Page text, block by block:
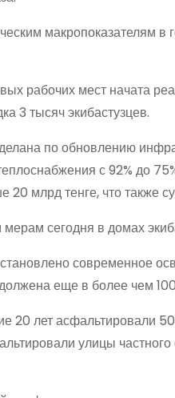
макропоказателям в
рабочих мест начата
3 тысяч экибастузцев.
по обновлению
с 92% до
20 млрд тенге, что также
сегодня в домах
современное
еще в более чем
20 лет асфальтировали
улицы